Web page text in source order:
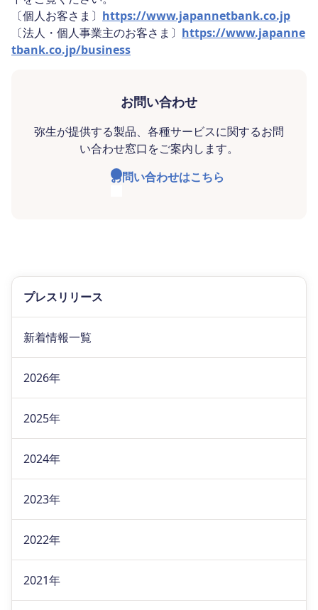
〔個人お客さま〕 https://www.japannetbank.co.jp
〔法人・個人事業主のお客さま〕 https://www.japanne
tbank.co.jp/business
お問い合わせ
弥生が提供する製品、各種サービスに関するお問
い合わせ窓口をご案内します。
お問い合わせはこちら
プレスリリース
新着情報一覧
2026年
2025年
2024年
2023年
2022年
2021年